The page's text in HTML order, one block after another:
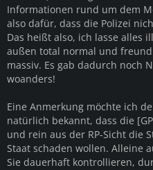
Informationen rund um dem
also dafür, dass die Polizei
Das heißt also, ich lasse alles
außen total normal und
massiv. Es gab dadurch noch
woanders!
Eine Anmerkung möchte ich
natürlich bekannt, dass die
und rein aus der RP-Sicht die
Staat schaden wollen. Alleine
Sie dauerhaft kontrollieren,